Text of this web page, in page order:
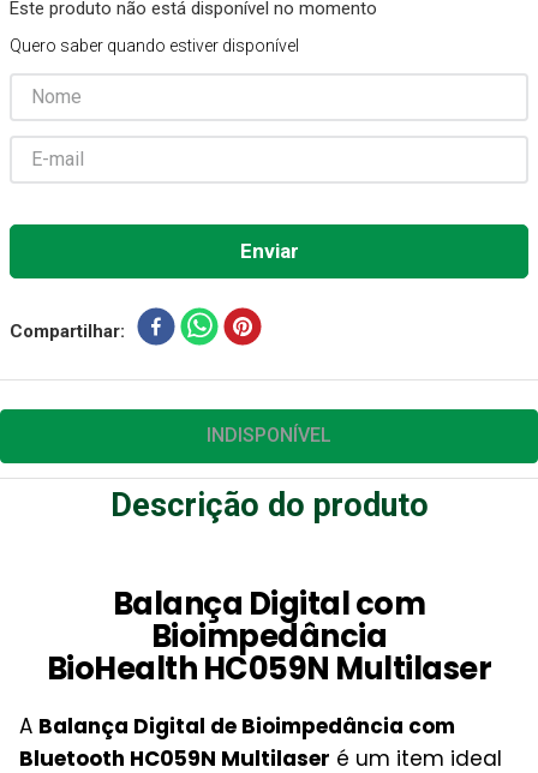
Este produto não está disponível no momento
Quero saber quando estiver disponível
Compartilhar
INDISPONÍVEL
Descrição do produto
Balança Digital com
Bioimpedância
BioHealth HC059N Multilaser
A Balança Digital de Bioimpedância com
Bluetooth HC059N Multilaser é um item ideal
7 º Aparelho Pressão
8º Gaze Esteril
9º Curativo
10º